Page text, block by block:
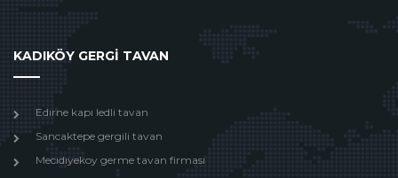
KADIKÖY GERGİ TAVAN
Edırne kapı ledli tavan
Sancaktepe gergili tavan
Mecıdıyekoy germe tavan firması